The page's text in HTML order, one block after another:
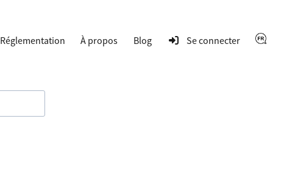
Réglementation À propos Blog Se connecter